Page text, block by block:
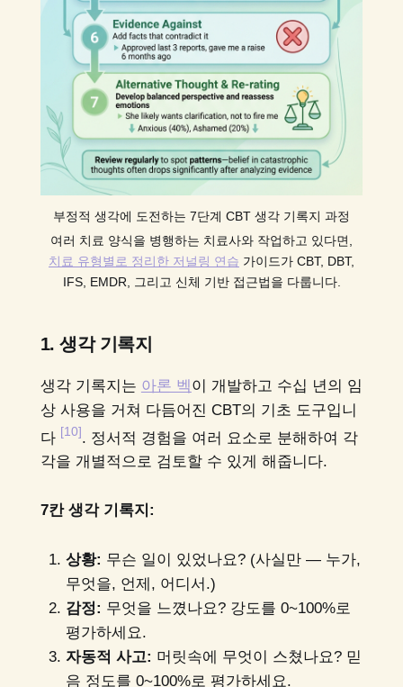
부정적 생각에 도전하는 7단계 CBT 생각 기록지 과정
여러 치료 양식을 병행하는 치료사와 작업하고 있다면,
치료 유형별로 정리한 저널링 연습 가이드가 CBT, DBT,
IFS, EMDR, 그리고 신체 기반 접근법을 다룹니다.
1. 생각 기록지
생각 기록지는 아론 벡 이 개발하고 수십 년의 임
상 사용을 거쳐 다듬어진 CBT의 기초 도구입니
다 [10]. 정서적 경험을 여러 요소로 분해하여 각
각을 개별적으로 검토할 수 있게 해줍니다.
7칸 생각 기록지:
상황: 무슨 일이 있었나요? (사실만 — 누가,
무엇을, 언제, 어디서.)
감정: 무엇을 느꼈나요? 강도를 0~100%로
평가하세요.
자동적 사고: 머릿속에 무엇이 스쳤나요? 믿
음 정도를 0~100%로 평가하세요.